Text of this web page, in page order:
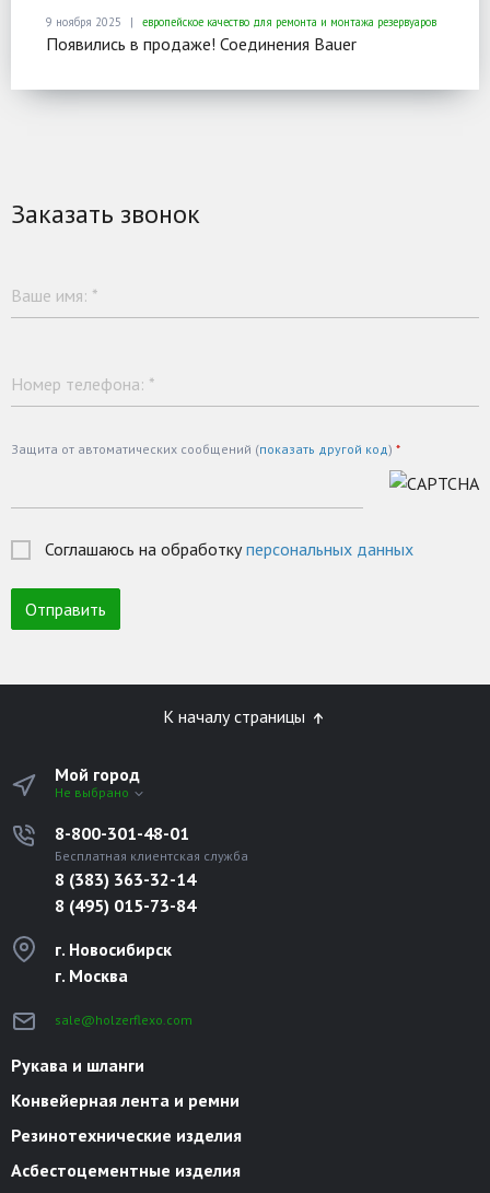
9 ноября 2025 европейское качество для ремонта и монтажа резервуаров
Появились в продаже! Соединения Bauer
Заказать звонок
Ваше имя: *
Номер телефона: *
Защита от автоматических сообщений (показать другой код) *
Соглашаюсь на обработкуперсональных данных
К началу страницы
Мой город
Не выбрано
8-800-301-48-01
Бесплатная клиентская служба
8 (383) 363-32-14
8 (495) 015-73-84
г. Новосибирск
г. Москва
sale@holzerflexo.com
Рукава и шланги
Конвейерная лента и ремни
Резинотехнические изделия
Асбестоцементные изделия